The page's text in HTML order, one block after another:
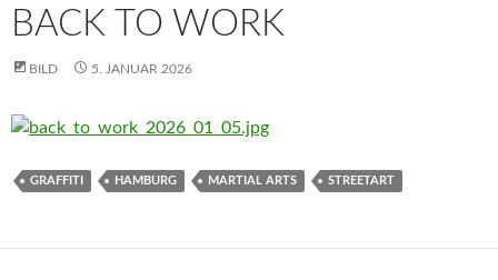
BACK TO WORK
BILD 5. JANUAR 2026
GRAFFITI HAMBURG MARTIAL ARTS STREETART